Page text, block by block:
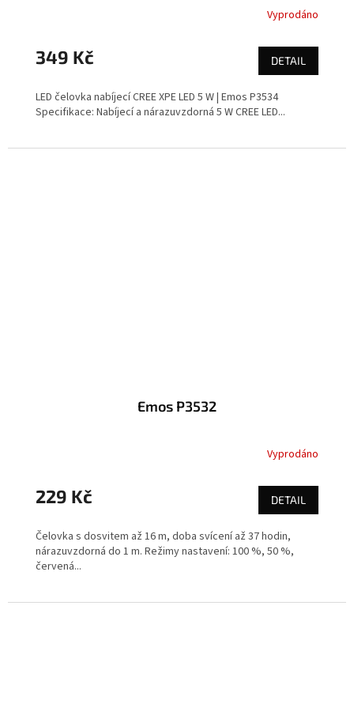
Vyprodáno
349 Kč DETAIL
LED čelovka nabíjecí CREE XPE LED 5 W | Emos P3534
Specifikace: Nabíjecí a nárazuvzdorná 5 W CREE LED...
Emos P3532
Vyprodáno
229 Kč DETAIL
Čelovka s dosvitem až 16 m, doba svícení až 37 hodin,
nárazuvzdorná do 1 m. Režimy nastavení: 100 %, 50 %,
červená...